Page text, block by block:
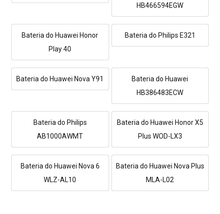
HB466594EGW
Bateria do Huawei Honor
Play 40
Bateria do Philips E321
Bateria do Huawei Nova Y91
Bateria do Huawei
HB386483ECW
Bateria do Philips
AB1000AWMT
Bateria do Huawei Honor X5
Plus WOD-LX3
Bateria do Huawei Nova 6
WLZ-AL10
Bateria do Huawei Nova Plus
MLA-L02